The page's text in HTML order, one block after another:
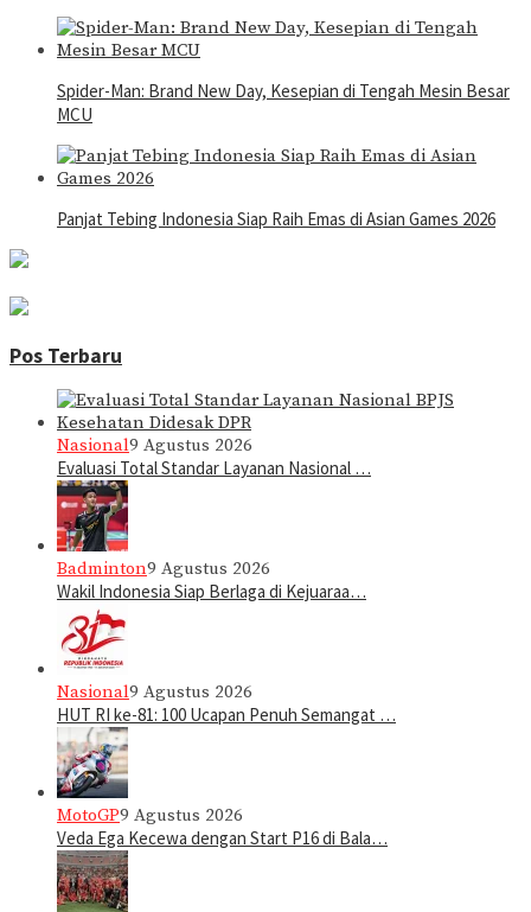
Spider-Man: Brand New Day, Kesepian di Tengah Mesin Besar
MCU
Panjat Tebing Indonesia Siap Raih Emas di Asian Games 2026
Pos Terbaru
Nasional9 Agustus 2026
Evaluasi Total Standar Layanan Nasional …
Badminton9 Agustus 2026
Wakil Indonesia Siap Berlaga di Kejuaraa…
Nasional9 Agustus 2026
HUT RI ke-81: 100 Ucapan Penuh Semangat …
MotoGP9 Agustus 2026
Veda Ega Kecewa dengan Start P16 di Bala…